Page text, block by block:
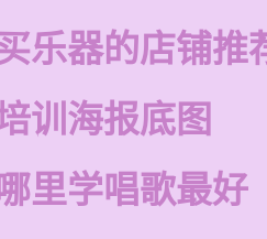
乐器的店铺推
训海报底图
里学唱歌最好